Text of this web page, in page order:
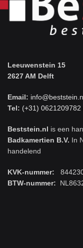
Leeuwenstein 15
2627 AM Delft
Email:
Tel: (+31) 0621209782
Beststein.nl is een
Badkamertien B.V. In
handelend
KVK-nummer:
BTW-nummer: